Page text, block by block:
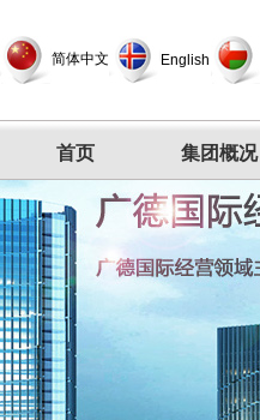
简体中文 English
首页 集团概况